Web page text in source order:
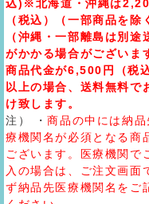
込)※北海道・沖縄は
（税込）（一部商品を除
（沖縄・一部離島は別途
がかかる場合がございま
商品代金が6,500円（税込
以上の場合、送料無料で
け致します。
注） ・商品の中には納品
療機関名が必須となる商
ございます。医療機関で
入の場合は、ご注文画面
ず納品先医療機関名をご